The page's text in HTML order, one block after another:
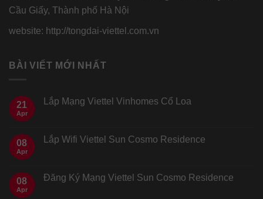
Cầu Giấy, Thành phố Hà Nội
website: http://tongdai-viettel.com.vn
BÀI VIẾT MỚI NHẤT
21
Apr
Lắp Mạng Viettel Vinhomes Cổ Loa
08
Apr
Lắp Wifi Viettel Sun Cosmo Residence
08
Apr
Đăng Ký Mạng Viettel Sun Cosmo Residence